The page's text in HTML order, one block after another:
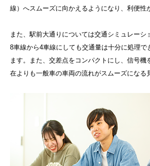
線）へスムーズに向かえるようになり、利便性
また、駅前大通りについては交通シミュレーシ
8車線から4車線にしても交通量は十分に処理で
ます。また、交差点をコンパクトにし、信号機
在よりも一般車の車両の流れがスムーズになる